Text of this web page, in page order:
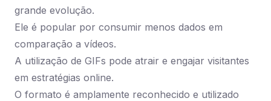
grande evolução.
Ele é popular por consumir menos dados em
comparação a vídeos.
A utilização de GIFs pode atrair e engajar visitantes
em estratégias online.
O formato é amplamente reconhecido e utilizado